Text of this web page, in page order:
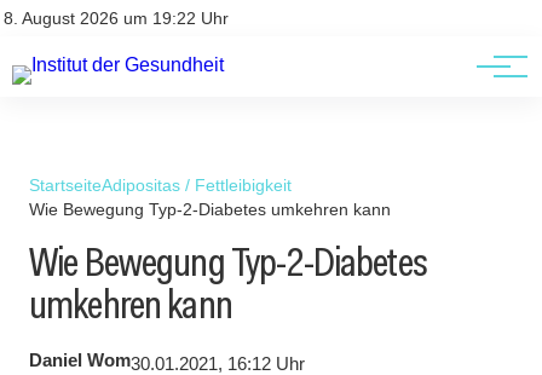
8. August 2026 um 19:22 Uhr
Kontakt
Kontakt
AGBs
StartseiteAdipositas / Fettleibigkeit
Wie Bewegung Typ-2-Diabetes umkehren kann
Wie Bewegung Typ-2-Diabetes
umkehren kann
Daniel Wom30.01.2021, 16:12 Uhr